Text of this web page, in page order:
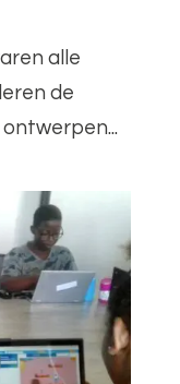
alle
de